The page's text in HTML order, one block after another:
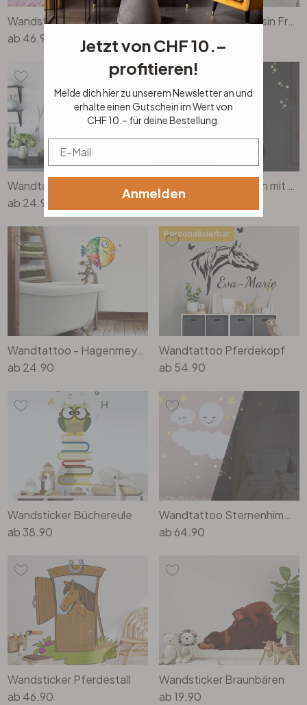
Wandsticker Eine kleine Meerjungfrau
ab 46.90
Wandsticker Prinzessin Froschkönig
ab 38.90
ab 24.90
Wandsticker Bärchen mit Luftballons + Leuchtsticker
ab 42.90
Wandtattoo - Hagenmeyer - Happy Fisch
ab 24.90
Wandtattoo Pferdekopf
ab 54.90
Personalisierbar
Wandsticker Büchereule
ab38.90
Wandtattoo Sternenhimmel mit Wolke und Mond schlafend & Leuchtsticker
ab 64.90
Wandsticker Pferdestall
ab 46.90
Wandsticker Braunbären
ab19.90
Jetzt von CHF 10.–
profitieren!
Melde dich hier zu unserem Newsletter an und
erhalte einen Gutschein im Wert von
CHF 10.– für deine Bestellung.
Email
Anmelden